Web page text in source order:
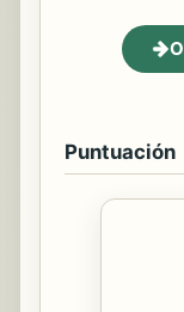
Puntuación